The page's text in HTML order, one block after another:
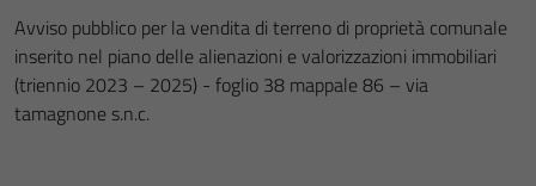
Avviso pubblico per la vendita di terreno di proprietà comunale
inserito nel piano delle alienazioni e valorizzazioni immobiliari
(triennio 2023 – 2025) - foglio 38 mappale 86 – via
tamagnone s.n.c.